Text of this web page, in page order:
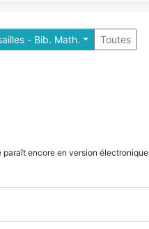
- Bib. Math. Toutes
encore en version électronique